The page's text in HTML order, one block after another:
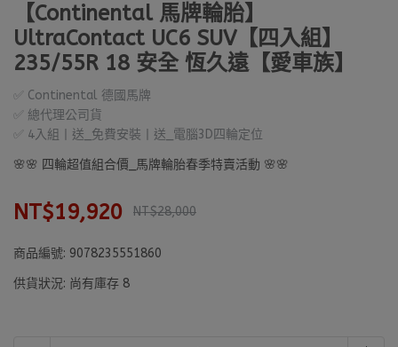
【Continental 馬牌輪胎】
UltraContact UC6 SUV【四入組】
235/55R 18 安全 恆久遠【愛車族】
✅ Continental 德國馬牌
✅ 總代理公司貨
✅ 4入組丨送_免費安裝丨送_電腦3D四輪定位
🌸🌸 四輪超值組合價_馬牌輪胎春季特賣活動 🌸🌸
NT$19,920 NT$28,000
商品編號: 9078235551860
供貨狀況: 尚有庫存 8